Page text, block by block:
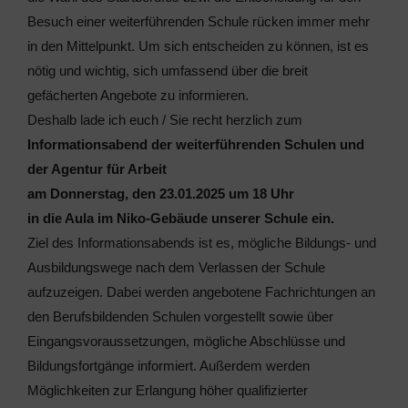
Besuch einer weiterführenden Schule rücken immer mehr
in den Mittelpunkt. Um sich entscheiden zu können, ist es
nötig und wichtig, sich umfassend über die breit
gefächerten Angebote zu informieren.
Deshalb lade ich euch / Sie recht herzlich zum
Informationsabend der weiterführenden Schulen und
der Agentur für Arbeit
am Donnerstag, den 23.01.2025 um 18 Uhr
in die Aula im Niko-Gebäude unserer Schule ein.
Ziel des Informationsabends ist es, mögliche Bildungs- und
Ausbildungswege nach dem Verlassen der Schule
aufzuzeigen. Dabei werden angebotene Fachrichtungen an
den Berufsbildenden Schulen vorgestellt sowie über
Eingangsvoraussetzungen, mögliche Abschlüsse und
Bildungsfortgänge informiert. Außerdem werden
Möglichkeiten zur Erlangung höher qualifizierter